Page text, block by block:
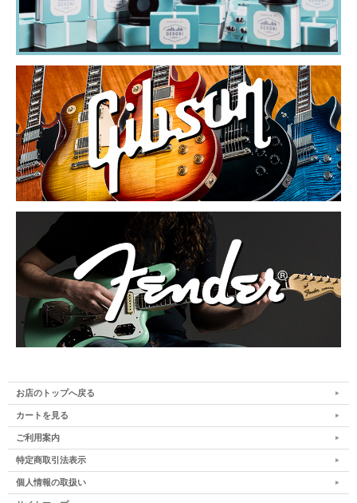
お店のトップへ戻る
カートを見る
ご利用案内
特定商取引法表示
個人情報の取扱い